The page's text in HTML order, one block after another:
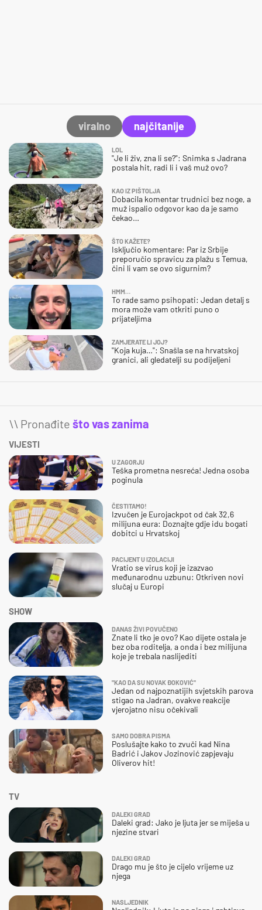
viralno najčitanije
LOL
"Je li živ, zna li se?": Snimka s Jadrana
postala hit, radi li i vaš muž ovo?
KAO IZ PIŠTOLJA
Dobacila komentar trudnici bez noge, a
muž ispalio odgovor kao da je samo
čekao…
ŠTO KAŽETE?
Isključio komentare: Par iz Srbije
preporučio spravicu za plažu s Temua,
čini li vam se ovo sigurnim?
HMM…
To rade samo psihopati: Jedan detalj s
mora može vam otkriti puno o
prijateljima
ZAMJERATE LI JOJ?
"Koja kuja…": Snašla se na hrvatskoj
granici, ali gledatelji su podijeljeni
\\ Pronađite što vas zanima
VIJESTI
U ZAGORJU
Teška prometna nesreća! Jedna osoba
poginula
ČESTITAMO!
Izvučen je Eurojackpot od čak 32,6
milijuna eura: Doznajte gdje idu bogati
dobitci u Hrvatskoj
PACIJENT U IZOLACIJI
Vratio se virus koji je izazvao
međunarodnu uzbunu: Otkriven novi
slučaj u Europi
SHOW
DANAS ŽIVI POVUČENO
Znate li tko je ovo? Kao dijete ostala je
bez oba roditelja, a onda i bez milijuna
koje je trebala naslijediti
"KAO DA SU NOVAK ĐOKOVIĆ"
Jedan od najpoznatijih svjetskih parova
stigao na Jadran, ovakve reakcije
vjerojatno nisu očekivali
SAMO DOBRA PISMA
Poslušajte kako to zvuči kad Nina
Badrić i Jakov Jozinović zapjevaju
Oliverov hit!
TV
DALEKI GRAD
Daleki grad: Jako je ljuta jer se miješa u
njezine stvari
DALEKI GRAD
Drago mu je što je cijelo vrijeme uz
njega
NASLJEDNIK